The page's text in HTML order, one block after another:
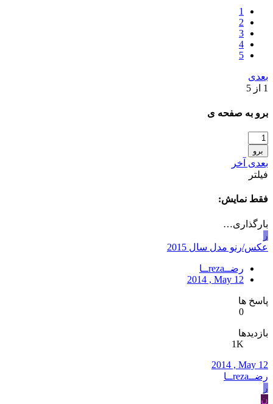
1
2
3
4
5
بعدی
1 از 5
برو به صفحه ی
برو
بعدی آخر
فیلتر
فقط نمایش:
بارگذاری…
ر
عکس/رنو مدل سال 2015
رضــrezaــا
2014 , May 12
پاسخ ها
0
بازدیدها
1K
2014 , May 12
رضــrezaــا
ر
ن